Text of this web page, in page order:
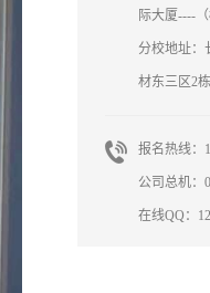
际大厦----
分校地址：
材东三区2
报名热线：
公司总机：
在线QQ：